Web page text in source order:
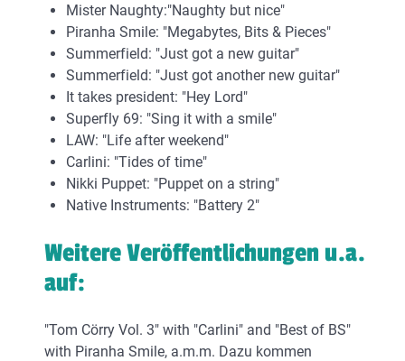
Mister Naughty:"Naughty but nice"
Piranha Smile: "Megabytes, Bits & Pieces"
Summerfield: "Just got a new guitar"
Summerfield: "Just got another new guitar"
It takes president: "Hey Lord"
Superfly 69: "Sing it with a smile"
LAW: "Life after weekend"
Carlini: "Tides of time"
Nikki Puppet: "Puppet on a string"
Native Instruments: "Battery 2"
Weitere Veröffentlichungen u.a.
auf:
"Tom Cörry Vol. 3" with "Carlini" and "Best of BS"
with Piranha Smile, a.m.m. Dazu kommen